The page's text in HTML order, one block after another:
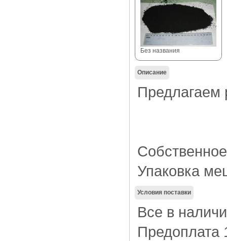
Без названия
Описание
Предлагаем
Упаковка
Условия поставки
Все в
Предоплата